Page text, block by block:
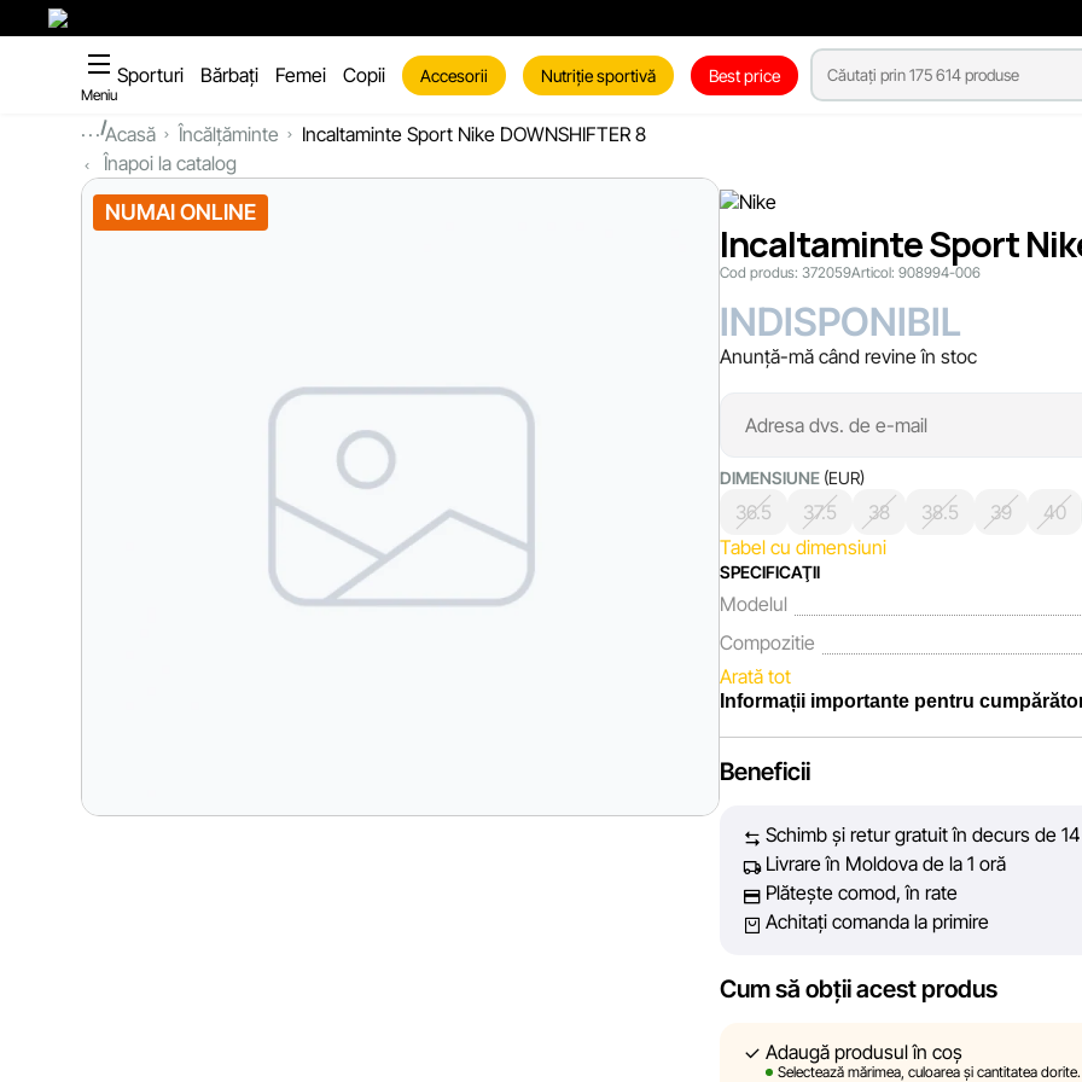
Meniu
Sporturi Bărbați Femei Copii Accesorii Nutriție sportivă Best price
...Acasă Încălțăminte
Incaltaminte Sport Nike DOWNSHIFTER 8
Înapoi la catalog
NUMAI ONLINE
Incaltaminte Sport
Cod produs: 372059Articol: 908994-006
INDISPONIBIL
Anunță-mă când revine în stoc
DIMENSIUNE (EUR)
36.5 37.5 38 38.5 39 40
Tabel cu dimensiuni
SPECIFICAŢII
Modelul
Compozitie
Arată tot
Informații importante pentru
fiecare zi depunem eforturi pentru ca
prezentate pe site să fie cât mai complete,
vă oferim informații corecte și veridice,
decizie de cumpărare.
Cu toate acestea, în ciuda controlului
tehnice sau disfuncționalități. De
linkuri pe site-ul nostru.
Beneficii
Schimb și retur gratuit în decurs de
Livrare în Moldova de la 1 oră
Plătește comod, în rate
Achitați comanda la primire
Cum să obții acest produs
Adaugă produsul în coș
Selectează mărimea, culoarea și cantitatea dorite.